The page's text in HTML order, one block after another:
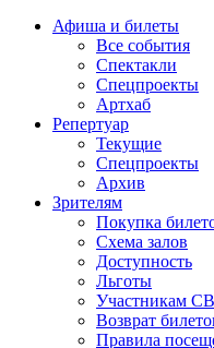
Афиша и билеты
Все события
Спектакли
Спецпроекты
Артхаб
Репертуар
Текущие
Спецпроекты
Архив
Зрителям
Покупка
Схема залов
Доступность
Льготы
Участникам
Возврат
Правила